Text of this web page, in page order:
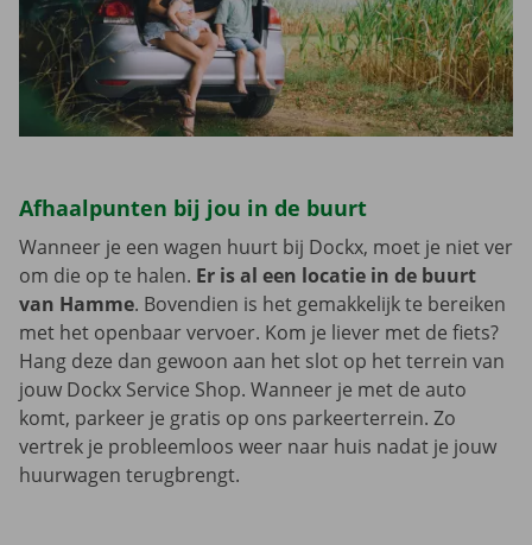
Afhaalpunten bij jou in de buurt
Wanneer je een wagen huurt bij Dockx, moet je niet ver
om die op te halen. Er is al een locatie in de buurt
van Hamme. Bovendien is het gemakkelijk te bereiken
met het openbaar vervoer. Kom je liever met de fiets?
Hang deze dan gewoon aan het slot op het terrein van
jouw Dockx Service Shop. Wanneer je met de auto
komt, parkeer je gratis op ons parkeerterrein. Zo
vertrek je probleemloos weer naar huis nadat je jouw
huurwagen terugbrengt.